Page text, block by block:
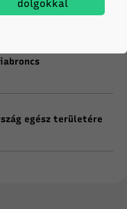
dolgokkal
napján (14:00-ig)
egész területére